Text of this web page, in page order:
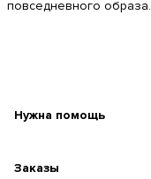
повседневного образа.
Нужна помощь
Заказы